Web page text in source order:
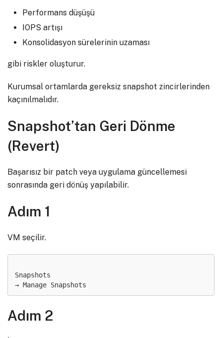
Performans düşüşü
IOPS artışı
Konsolidasyon sürelerinin uzaması
gibi riskler oluşturur.
Kurumsal ortamlarda gereksiz snapshot zincirlerinden
kaçınılmalıdır.
Snapshot’tan Geri Dönme
(Revert)
Başarısız bir patch veya uygulama güncellemesi
sonrasında geri dönüş yapılabilir.
Adım 1
VM seçilir.
Snapshots
Adım 2